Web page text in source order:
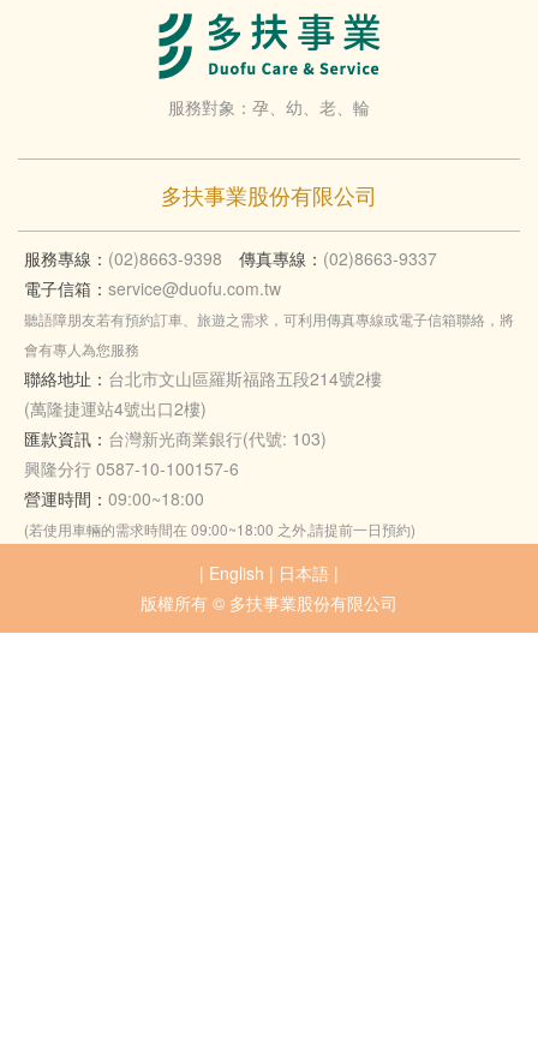
服務對象：孕、幼、老、輪
多扶事業股份有限公司
服務專線： (02)8663-9398 傳真專線： (02)8663-9337
電子信箱： service@duofu.com.tw
聽語障朋友若有預約訂車、旅遊之需求，可利用傳真專線或電子信箱聯絡，將
會有專人為您服務
聯絡地址： 台北市文山區羅斯福路五段214號2樓
(萬隆捷運站4號出口2樓)
匯款資訊： 台灣新光商業銀行(代號: 103)
興隆分行 0587-10-100157-6
營運時間： 09:00~18:00
(若使用車輛的需求時間在 09:00~18:00 之外,請提前一日預約)
| English | 日本語 |
版權所有 © 多扶事業股份有限公司